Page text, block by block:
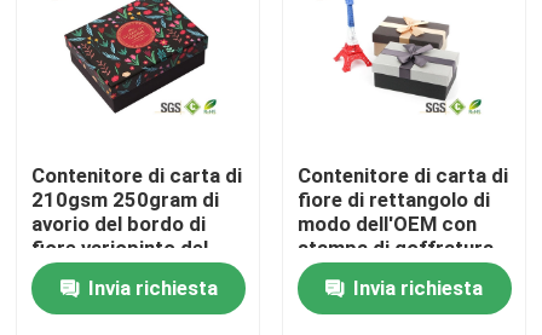
Giro della fabbrica
Contattici
Richieda una citazione
Contenitore di carta di
210gsm 250gram di
avorio del bordo di
fiore variopinto del
regalo con i chiari
coperchiInvia richiesta
Contenitore di carta di
fiore di rettangolo di
modo dell'OEM con
stampa di goffratura
Invia richiesta